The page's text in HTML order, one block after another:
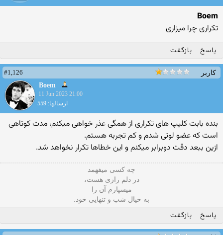
Boem
تکراری چرا میزاری
پاسخ بازگفت
کاربر
#1,126
Boem
11 Jun 2023 21:00
ارسالها: 559
بنده بابت کلیپ های تکراری از همگی عذر خواهی میکنم، مدت کوتاهی
است که عضو لوتی شدم و کم تجربه هستم.
ازین ببعد دقت دوبرابر میکنم و این خطاها تکرار نخواهد شد.
چه کسی میفهمد
در دلم رازی هست،
میسپارم آن را
به خیال شب و تنهایی خود.
پاسخ بازگفت